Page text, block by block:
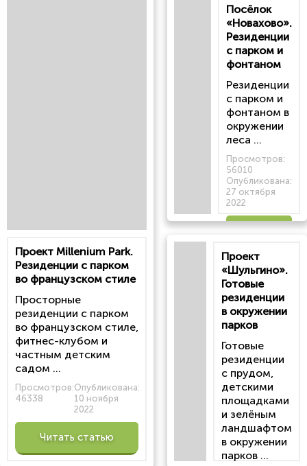
Проект Millenium Park.
Резиденции с парком
во французском стиле
Просторные
резиденции с парком
во французском стиле,
фитнес-клубом и
частным детским
садом ...
Просмотров:
46338
Опубликована:
10 ноября
2022
Читать статью
Посёлок
«Новахово».
Резиденции
с парком и
фонтаном
Резиденции
с парком и
фонтаном в
окружении
леса ...
Просмотров:
56010
Опубликована:
27 октября
2022
статью
Проект
«Шульгино».
Готовые
резиденции
в окружении
парков
Готовые
резиденции
с прудом,
детскими
площадками
и зелёным
ландшафтом
в окружении
парков ...